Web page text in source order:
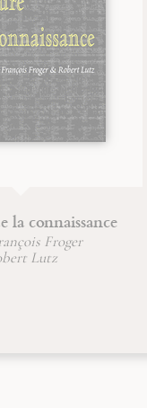
la connaissance
Froger
Lutz